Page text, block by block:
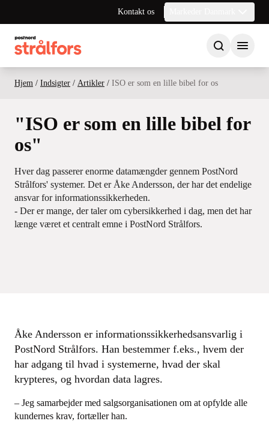
Kontakt os
Hjem / Indsigter / Artikler / ISO er som en lille bibel for os
"ISO er som en lille bibel for
os"
Hver dag passerer enorme datamængder gennem PostNord
Strålfors' systemer. Det er Åke Andersson, der har det endelige
ansvar for informationssikkerheden.
- Der er mange, der taler om cybersikkerhed i dag, men det har
længe været et centralt emne i PostNord Strålfors.
Åke Andersson er informationssikkerhedsansvarlig i
PostNord Strålfors. Han bestemmer f.eks., hvem der
har adgang til hvad i systemerne, hvad der skal
krypteres, og hvordan data lagres.
– Jeg samarbejder med salgsorganisationen om at opfylde alle
kundernes krav, fortæller han.